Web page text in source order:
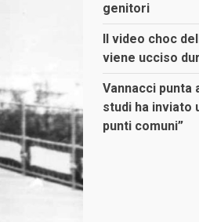
genitori
Il video choc
viene ucciso
Vannacci punta
studi ha inviato
punti comuni”